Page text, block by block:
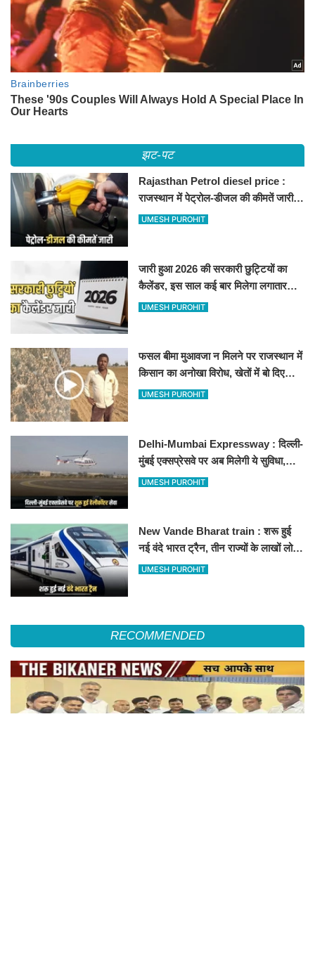
झट-पट
Rajasthan Petrol diesel price :
राजस्थान में पेट्रोल-डीजल की कीमतें जारी,
जानिए बीकानेर समेत पुरे प्रदेश में नए रेट
UMESH PUROHIT
जारी हुआ 2026 की सरकारी छुट्टियों का
कैलेंडर, इस साल कई बार मिलेगा लगातार
अवकाश, देखें
UMESH PUROHIT
फसल बीमा मुआवजा न मिलने पर राजस्थान में
किसान का अनोखा विरोध, खेतों में बो दिए
500-500 रुपए के नोट, वीडियो वायरल
UMESH PUROHIT
Delhi-Mumbai Expressway : दिल्ली-
मुंबई एक्सप्रेसवे पर अब मिलेगी ये सुविधा,
हेलीकॉप्टर सर्विस से तुरंत घायल पहुंचेगा
UMESH PUROHIT
New Vande Bharat train : शरू हुई
नई वंदे भारत ट्रैन, तीन राज्यों के लाखों लोगों
का सफर होगा आसान, देखें पूरा रूटमैप
UMESH PUROHIT
RECOMMENDED